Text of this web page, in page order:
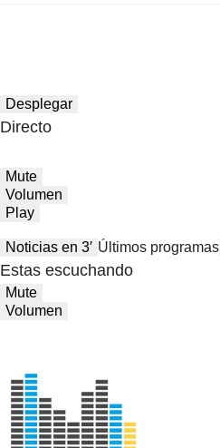
Desplegar
Directo
Mute
Volumen
Play
Noticias en 3′ Últimos programas
Estas escuchando
Mute
Volumen